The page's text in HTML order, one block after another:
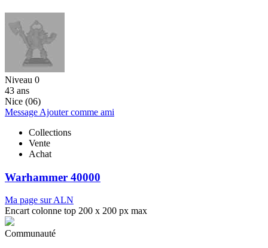
Niveau 0
43 ans
Nice (06)
Message Ajouter comme ami
Collections
Vente
Achat
Warhammer 40000
Ma page sur ALN
Encart colonne top 200 x 200 px max
Communauté